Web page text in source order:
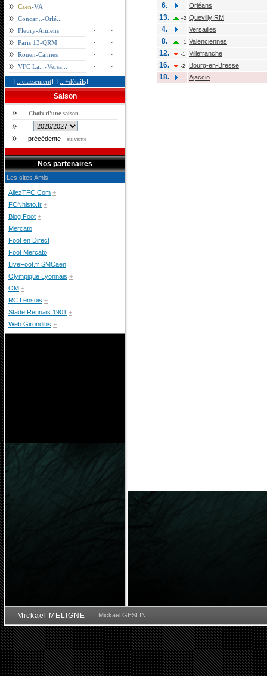
Caen-VA - -
Concar...-Orlé... - -
Fleury-Amiens - -
Paris 13-QRM - -
Rouen-Cannes - -
VFC La...-Versa... - -
[...classement] [...+détails]
Saison
Choix d'une saison
précédente - suivante
Nos partenaires
Les sites Amis
AllezTFC.Com +
FCNhisto.fr +
Blog Foot +
Mercato
Foot en Direct
Foot Mercato
LiveFoot.fr SMCaen
Olympique Lyonnais +
OM +
RC Lensois +
Stade Rennais 1901 +
Web Girondins +
6. Orléans
13. +2 Quevilly RM
4. Versailles
8. +1 Valenciennes
12. -1 Villefranche
16. -2 Bourg-en-Bresse
18. Ajaccio
Mickaël MELIGNE Mickaël GESLIN